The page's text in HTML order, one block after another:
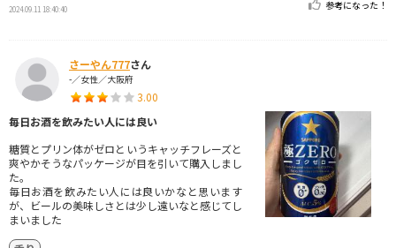
2024.09.11 18:40:40 参考になった！
さーやん777さん
-／女性／大阪府
3.00
毎日お酒を飲みたい人には良い
糖質とプリン体がゼロというキャッチフレーズと
爽やかそうなパッケージが目を引いて購入しまし
た。
毎日お酒を飲みたい人には良いかなと思います
が、ビールの美味しさとは少し遠いなと感じてし
まいました